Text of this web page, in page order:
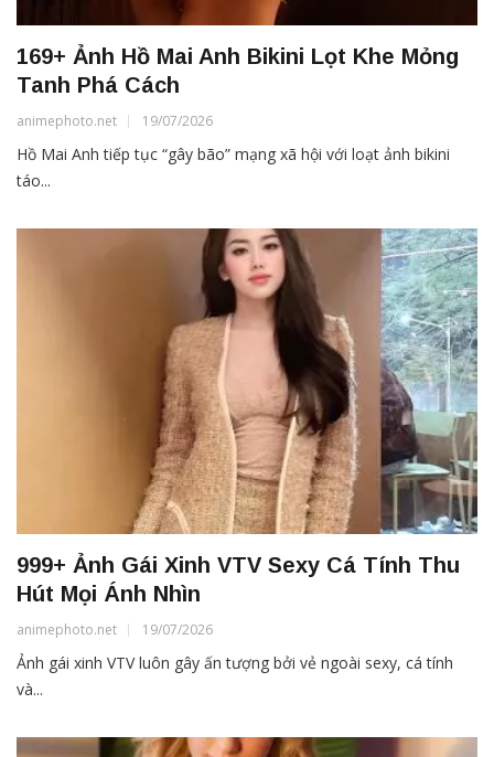
169+ Ảnh Hồ Mai Anh Bikini Lọt Khe Mỏng
Tanh Phá Cách
animephoto.net 19/07/2026
Hồ Mai Anh tiếp tục “gây bão” mạng xã hội với loạt ảnh bikini
táo...
999+ Ảnh Gái Xinh VTV Sexy Cá Tính Thu
Hút Mọi Ánh Nhìn
animephoto.net 19/07/2026
Ảnh gái xinh VTV luôn gây ấn tượng bởi vẻ ngoài sexy, cá tính
và...